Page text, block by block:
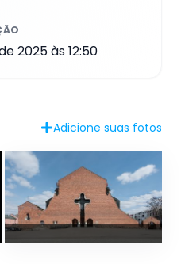
2025 às 12:50
Adicione suas fotos